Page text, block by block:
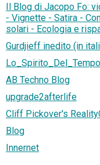
Il Blog di Jacopo Fo:
- Vignette - Satira -
solari - Ecologia e
Gurdjieff inedito (in
AB Techno Blog
upgrade2afterlife
Cliff Pickover's
Blog
Innernet